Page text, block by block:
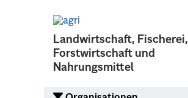
Landwirtschaft, Fischerei,
Forstwirtschaft und
Nahrungsmittel